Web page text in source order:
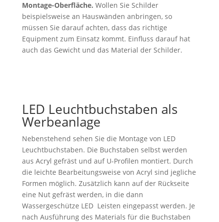
Montage-Oberfläche. Wollen Sie Schilder
beispielsweise an Hauswänden anbringen, so
müssen Sie darauf achten, dass das richtige
Equipment zum Einsatz kommt. Einfluss darauf hat
auch das Gewicht und das Material der Schilder.
LED Leuchtbuchstaben als
Werbeanlage
Nebenstehend sehen Sie die Montage von LED
Leuchtbuchstaben. Die Buchstaben selbst werden
aus Acryl gefräst und auf U-Profilen montiert. Durch
die leichte Bearbeitungsweise von Acryl sind jegliche
Formen möglich. Zusätzlich kann auf der Rückseite
eine Nut gefräst werden, in die dann
Wassergeschütze LED Leisten eingepasst werden. Je
nach Ausführung des Materials für die Buchstaben